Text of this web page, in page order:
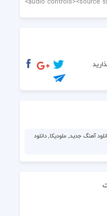
آهنگ جدید, ملودیکا, دانلود